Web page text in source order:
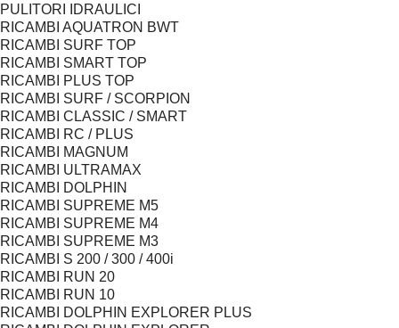
PULITORI IDRAULICI
RICAMBI AQUATRON BWT
RICAMBI SURF TOP
RICAMBI SMART TOP
RICAMBI PLUS TOP
RICAMBI SURF / SCORPION
RICAMBI CLASSIC / SMART
RICAMBI RC / PLUS
RICAMBI MAGNUM
RICAMBI ULTRAMAX
RICAMBI DOLPHIN
RICAMBI SUPREME M5
RICAMBI SUPREME M4
RICAMBI SUPREME M3
RICAMBI S 200 / 300 / 400i
RICAMBI RUN 20
RICAMBI RUN 10
RICAMBI DOLPHIN EXPLORER PLUS